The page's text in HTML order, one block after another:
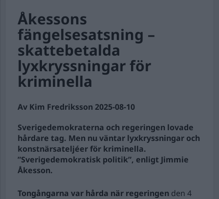
Åkessons
fängelsesatsning –
skattebetalda
lyxkryssningar för
kriminella
Av Kim Fredriksson 2025-08-10
Sverigedemokraterna och regeringen lovade
hårdare tag. Men nu väntar lyxkryssningar och
konstnärsateljéer för kriminella.
”Sverigedemokratisk politik”, enligt Jimmie
Åkesson.
Tongångarna var hårda när regeringen den 4